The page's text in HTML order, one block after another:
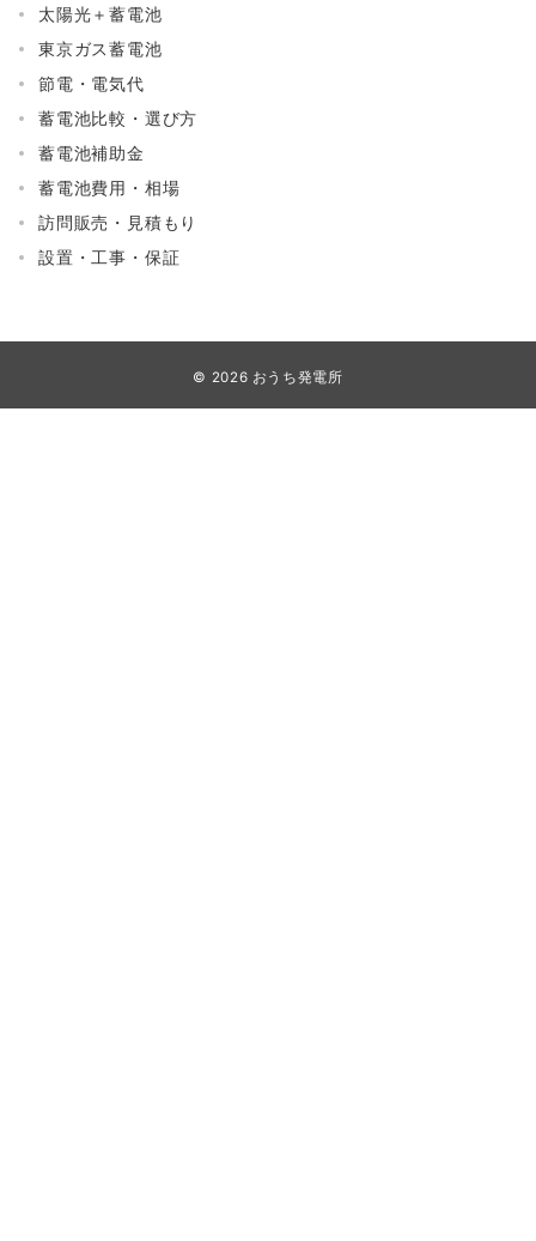
太陽光＋蓄電池
東京ガス蓄電池
節電・電気代
蓄電池比較・選び方
蓄電池補助金
蓄電池費用・相場
訪問販売・見積もり
設置・工事・保証
© 2026 おうち発電所